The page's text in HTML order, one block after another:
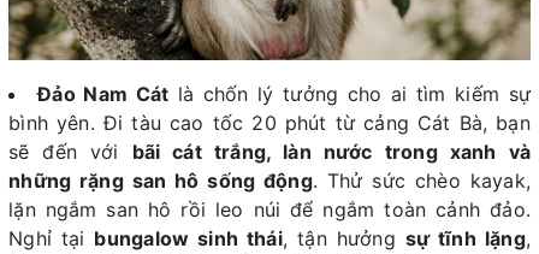
Đảo Nam Cát là chốn lý tưởng cho ai tìm kiếm sự
bình yên. Đi tàu cao tốc 20 phút từ cảng Cát Bà, bạn
sẽ đến với bãi cát trắng, làn nước trong xanh và
những rặng san hô sống động. Thử sức chèo kayak,
lặn ngắm san hô rồi leo núi để ngắm toàn cảnh đảo.
Nghỉ tại bungalow sinh thái, tận hưởng sự tĩnh lặng,